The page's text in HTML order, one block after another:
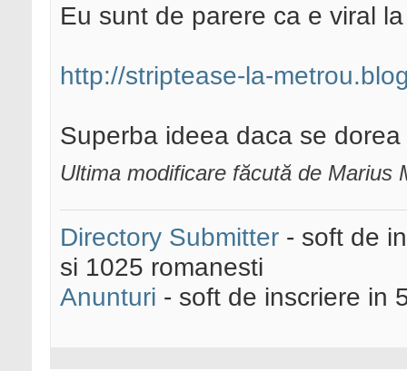
Eu sunt de parere ca e viral
http://striptease-la-
Superba ideea daca se
Ultima modificare făcută de Marius
Directory Submitter - soft de
si 1025 romanesti
Anunturi - soft de inscriere in